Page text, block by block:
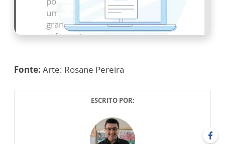
Fonte: Arte: Rosane Pereira
ESCRITO POR: